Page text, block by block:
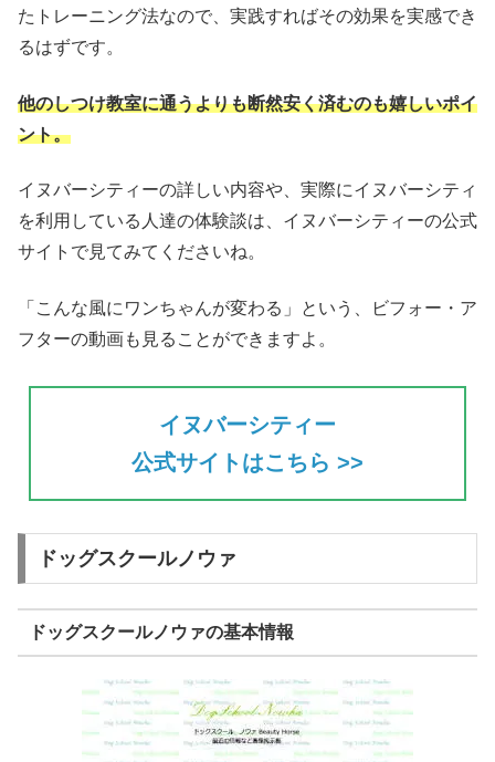
たトレーニング法なので、実践すればその効果を実感でき
るはずです。
他のしつけ教室に通うよりも断然安く済むのも嬉しいポイ
ント。
イヌバーシティーの詳しい内容や、実際にイヌバーシティ
を利用している人達の体験談は、イヌバーシティーの公式
サイトで見てみてくださいね。
「こんな風にワンちゃんが変わる」という、ビフォー・ア
フターの動画も見ることができますよ。
イヌバーシティー
公式サイトはこちら >>
ドッグスクールノウァ
ドッグスクールノウァの基本情報